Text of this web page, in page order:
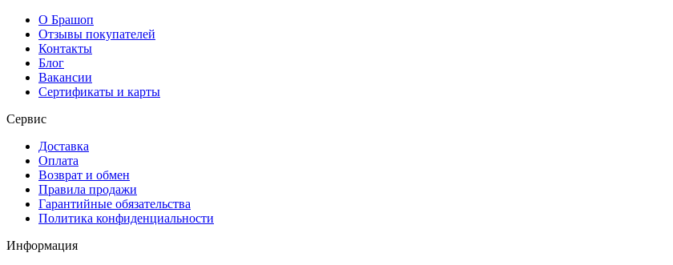
О Брашоп
Отзывы покупателей
Контакты
Блог
Вакансии
Сертификаты и карты
Сервис
Доставка
Оплата
Возврат и обмен
Правила продажи
Гарантийные обязательства
Политика конфиденциальности
Информация